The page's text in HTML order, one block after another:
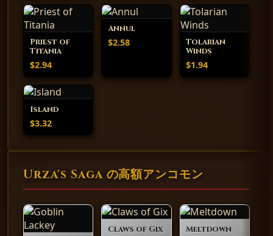
Priest of
Titania
$2.94
Annul
$2.58
Tolarian
Winds
$1.94
Island
$3.32
Urza's Saga の高額アンコモン
Claws of Gix Meltdown